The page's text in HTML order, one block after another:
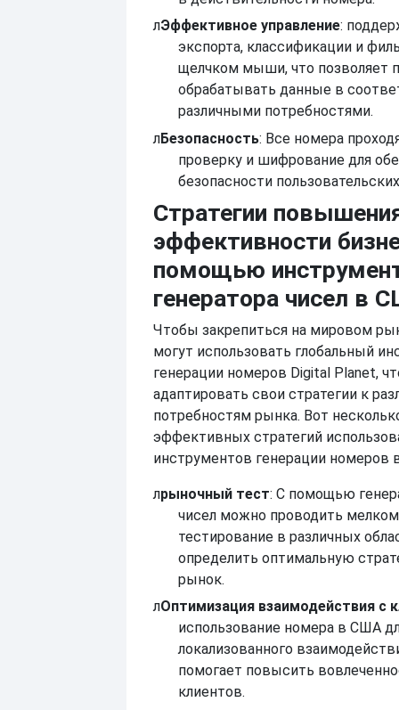
лЭффективное управление:
экспорта, классификации и
щелчком мыши, что позволяет
обрабатывать данные в
различными потребностями.
лБезопасность: Все номера
проверку и шифрование для
безопасности
Стратегии
эффективности
помощью
генератора чисел в
Чтобы закрепиться на мировом
могут использовать глобальный
генерации номеров Digital Planet,
адаптировать свои стратегии к
потребностям рынка. Вот
эффективных стратегий
инструментов генерации номеров
лрыночный тест: С помощью
чисел можно проводить
тестирование в различных
определить оптимальную
рынок.
лОптимизация взаимодействия с
использование номера в США
локализованного
помогает повысить
клиентов.